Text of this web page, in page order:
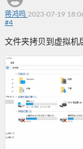
蒋鸿鸣 2023-07-19
#4
文件夹拷贝到虚拟机